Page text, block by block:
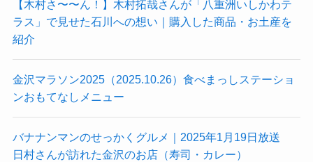
【木村さ〜〜ん！】木村拓哉さんが「八重洲いしかわテ
ラス」で見せた石川への想い｜購入した商品・お土産を
紹介
金沢マラソン2025（2025.10.26）食べまっしステーショ
ンおもてなしメニュー
バナナンマンのせっかくグルメ｜2025年1月19日放送
日村さんが訪れた金沢のお店（寿司・カレー）